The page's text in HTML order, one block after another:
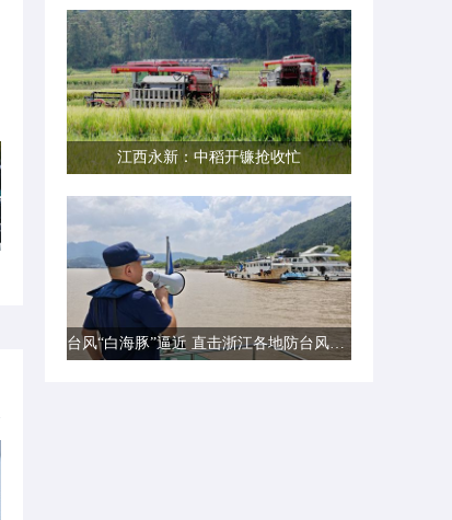
江西永新：中稻开镰抢收忙
台风“白海豚”逼近 直击浙江各地防台风一线现场